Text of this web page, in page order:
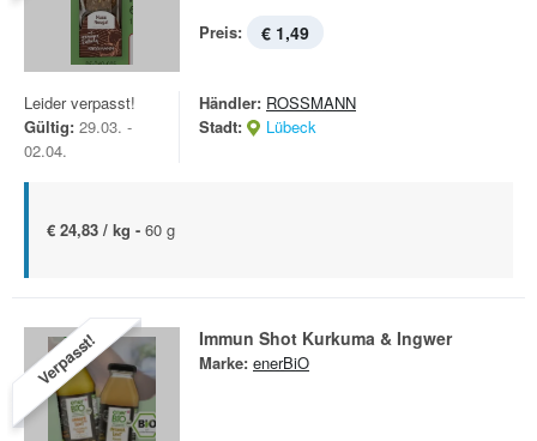
Preis: € 1,49
Leider verpasst!
Gültig: 29.03. -
02.04.
Händler: ROSSMANN
Stadt:
Lübeck
€ 24,83 / kg - 60 g
Verpasst! Immun Shot Kurkuma & Ingwer
Marke: enerBiO